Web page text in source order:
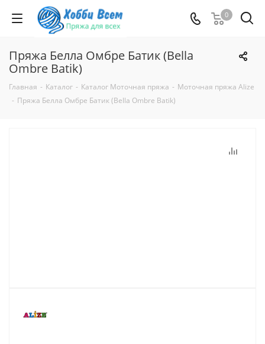
0
Пряжа Белла Омбре Батик (Bella
Ombre Batik)
Главная - Каталог - Каталог Моточная пряжа - Моточная пряжа Alize
- Пряжа Белла Омбре Батик (Bella Ombre Batik)